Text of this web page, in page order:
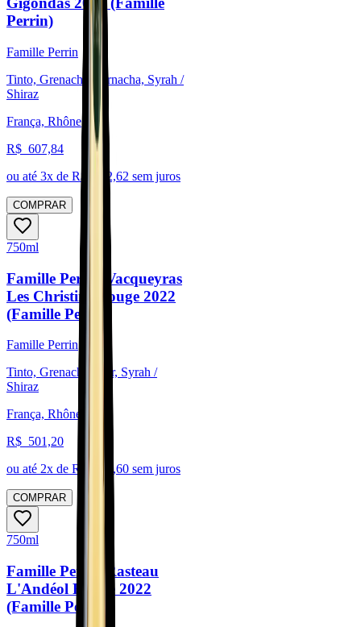
Perrin)
Famille Perrin
Tinto, Grenache/Garnacha, Syrah /
Shiraz
França, Rhône
R$ 607,84
ou até 3x de R$ 202,62 sem juros
COMPRAR
750ml
Famille Perrin Vacqueyras
Les Christins Rouge 2022
(Famille Perrin)
Famille Perrin
Tinto, Grenache Noir, Syrah /
Shiraz
França, Rhône
R$ 501,20
ou até 2x de R$ 250,60 sem juros
COMPRAR
750ml
Famille Perrin Rasteau
L'Andéol Rouge 2022
(Famille Perrin)